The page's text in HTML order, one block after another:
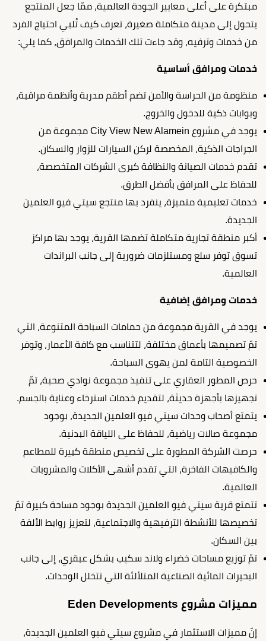
مبتكرة على أعلى معايير الجودة العالمية، ممّا جعل المنتجع
يتحول إلى مدينة متكاملة صغيرة، تعرف كيف تُلبي احتياج الفرد
من خدمات وترفيه، وقد جاءت تلك الخدمات والمرافق، كما يلي:
خدمات ومرافق أساسية
منظومة من الحراسة والأمن تضم أطقم مدربة وأنظمة مراقبة،
وبوابات ذكية للدخول والخروج.
يوجد في مشروع City View New Alamein مجموعة من
الجراجات الذكية، المخصصة لركن السيارات للزوار والسكان.
تقدم خدمات الصيانة والنظافة كبرى الشركات المتخصصة،
للحفاظ على المرافق بأفضل الطرق.
خدمات تعليمية متميزة، ينفرد بها منتجع سيتي فيو العلمين
الجديدة.
أكبر منطقة تجارية متكاملة تضمها القرية، يوجد بها مراكز
تسوق توفر سلع ومستلزمات ضرورية إلى جانب البراندات
العالمية.
خدمات ومرافق إضافية
يوجد في القرية مجموعة من حمامات السباحة المتنوعة، التي
تمّ تصميمها بأعماق مختلفة، لتتناسب مع كافة الأعمار، وتوفر
الخصوصية التامة لمن يهوى السباحة.
حرص المطور العقاري على تنفيذ مجموعة نوادي صحية، تمّ
تجهيزها بأجهزة حديثة، لتقديم خدمات استرخاء وعناية بالجسم.
يتمتع أصحاب وحدات سيتي فيو العلمين الجديدة، بوجود
مجموعة صالات رياضية، للحفاظ على اللياقة البدنية.
حرصت الشركة المطورة على تخصيص منطقة كبيرة للمطاعم
والكافيهات الفاخرة، التي تقدم أشهى الأكلات والمشروبات
العالمية.
تتمتع قرية سيتي فيو العلمين الجديدة بوجود مساحة كبيرة تمّ
تخصيصها للأنشطة الترفيهية والاجتماعية، لتعزيز روابط الألفة
بين السكان.
تمّ توزيع مساحات خضراء ولاند سكيب بشكل عبقري، إلى جانب
البحيرات المائية الصناعية المتلألئة التي تتخلل الوحدات.
مميزات مشروع Eden Developments
إنّ مميزات الاستثمار في مشروع سيتي فيو العلمين الجديدة،